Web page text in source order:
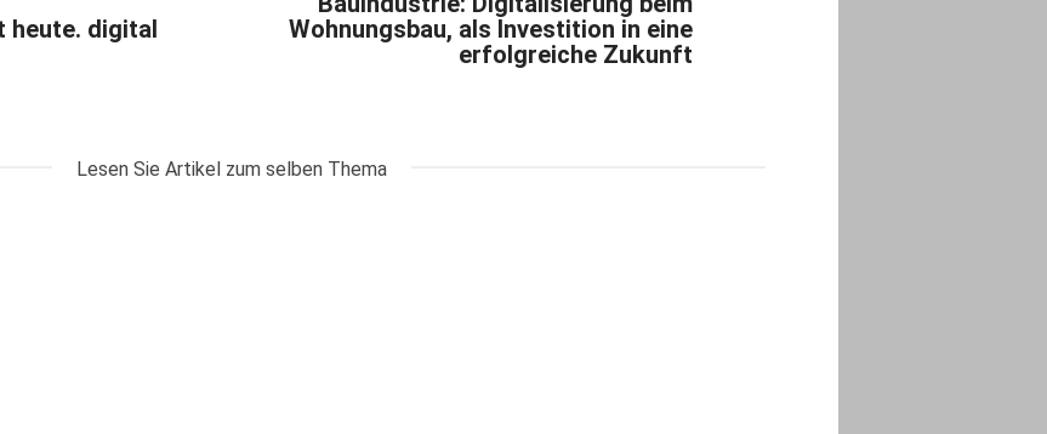
heute. digital
Wohnungsbau, als Investition in eine
erfolgreiche Zukunft
Lesen Sie Artikel zum selben Thema